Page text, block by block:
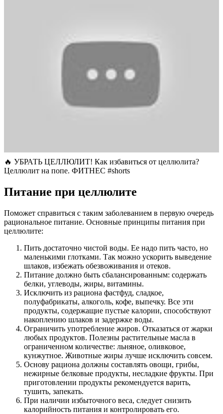
🔥 УБРАТЬ ЦЕЛЛЮЛИТ! Как избавиться от целлюлита?
Целлюлит на попе. ФИТНЕС #shorts
Питание при целлюлите
Поможет справиться с таким заболеванием в первую очередь
рациональное питание. Основные принципы питания при
целлюлите:
Пить достаточно чистой воды. Ее надо пить часто, но
маленькими глотками. Так можно ускорить выведение
шлаков, избежать обезвоживания и отеков.
Питание должно быть сбалансированным: содержать
белки, углеводы, жиры, витамины.
Исключить из рациона фастфуд, сладкое,
полуфабрикаты, алкоголь, кофе, выпечку. Все эти
продукты, содержащие пустые калории, способствуют
накоплению шлаков и задержке воды.
Ограничить употребление жиров. Отказаться от жарки
любых продуктов. Полезны растительные масла в
ограниченном количестве: льняное, оливковое,
кунжутное. Животные жиры лучше исключить совсем.
Основу рациона должны составлять овощи, грибы,
нежирные белковые продукты, несладкие фрукты. При
приготовлении продукты рекомендуется варить,
тушить, запекать.
При наличии избыточного веса, следует снизить
калорийность питания и контролировать его.